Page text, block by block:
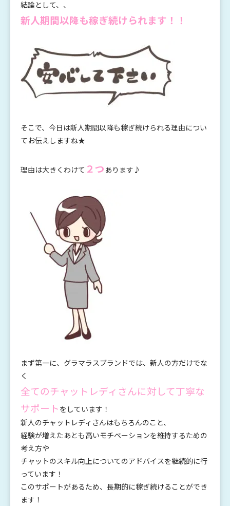
結論として、、
新人期間以降も稼ぎ続けられます！！
そこで、今日は新人期間以降も稼ぎ続けられる理由につい
てお伝えしますね★
理由は大きくわけて ２つ あります♪
まず第一に、グラマラスブランドでは、新人の方だけでな
く
全てのチャットレディさんに対して丁寧な
サポート をしています！
新人のチャットレディさんはもちろんのこと、
経験が増えたあとも高いモチベーションを維持するための
考え方や
チャットのスキル向上についてのアドバイスを継続的に行
っています！
このサポートがあるため、長期的に稼ぎ続けることができ
ます！